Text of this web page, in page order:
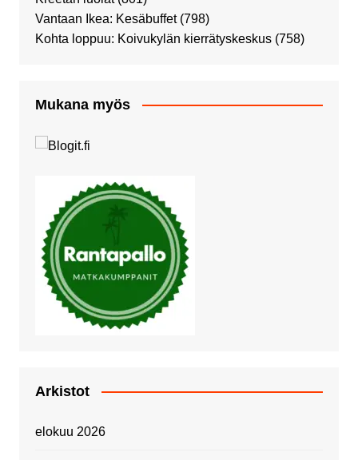
Vantaan Ikea: Kesäbuffet (798)
Kohta loppuu: Koivukylän kierrätyskeskus (758)
Mukana myös
Arkistot
elokuu 2026